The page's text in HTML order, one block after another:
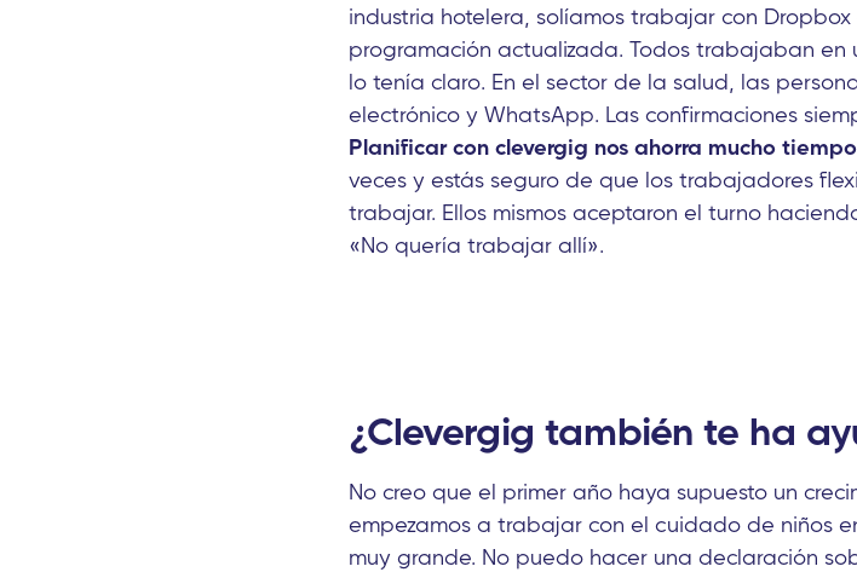
industria hotelera, solíamos trabajar con
programación actualizada. Todos trabajaban en
lo tenía claro. En el sector de la salud, las
electrónico y WhatsApp. Las confirmaciones
Planificar con clevergig nos ahorra mucho tiempo
veces y estás seguro de que los trabajadores
trabajar. Ellos mismos aceptaron el turno
«No quería trabajar allí».
¿Clevergig también te ha
No creo que el primer año haya supuesto un
empezamos a trabajar con el cuidado de niños
muy grande. No puedo hacer una declaración